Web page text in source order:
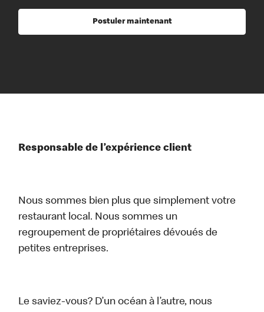
Postuler maintenant
Responsable de l’expérience client
Nous sommes bien plus que simplement votre
restaurant local. Nous sommes un
regroupement de propriétaires dévoués de
petites entreprises.
Le saviez-vous? D’un océan à l’autre, nous